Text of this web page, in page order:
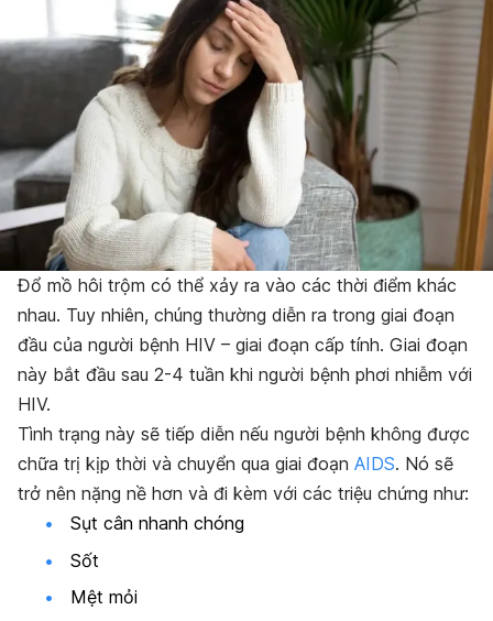
Đổ mồ hôi trộm có thể xảy ra vào các thời điểm khác
nhau. Tuy nhiên, chúng thường diễn ra trong giai đoạn
đầu của người bệnh HIV – giai đoạn cấp tính. Giai đoạn
này bắt đầu sau 2-4 tuần khi người bệnh phơi nhiễm với
HIV.
Tình trạng này sẽ tiếp diễn nếu người bệnh không được
chữa trị kịp thời và chuyển qua giai đoạn AIDS. Nó sẽ
trở nên nặng nề hơn và đi kèm với các triệu chứng như:
Sụt cân nhanh chóng
Sốt
Mệt mỏi